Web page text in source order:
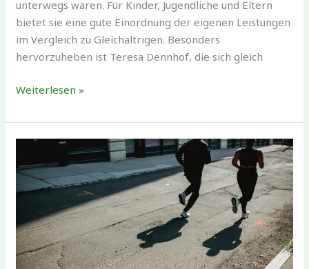
unterwegs waren. Für Kinder, Jugendliche und Eltern
bietet sie eine gute Einordnung der eigenen Leistungen
im Vergleich zu Gleichaltrigen. Besonders
hervorzuheben ist Teresa Dennhof, die sich gleich
Erfolge
vergangenen
Jahr
starke
Leistungen
Kreis-,
Bezirks-
und
Weiterlesen »